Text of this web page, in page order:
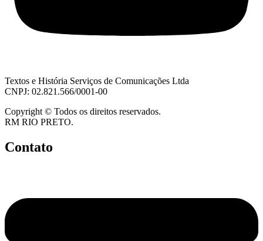
Textos e História Serviços de Comunicações Ltda
CNPJ: 02.821.566/0001-00
Copyright © Todos os direitos reservados.
RM RIO PRETO.
Contato